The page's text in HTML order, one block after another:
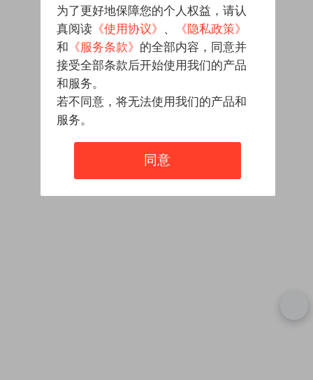
为了更好地保障您的个人权益，请认
真阅读 《使用协议》 、
《隐私政策》
和 《服务条款》 的全部内容，同意并
接受全部条款后开始使用我们的产品
和服务。
若不同意，将无法使用我们的产品和
服务。
同意